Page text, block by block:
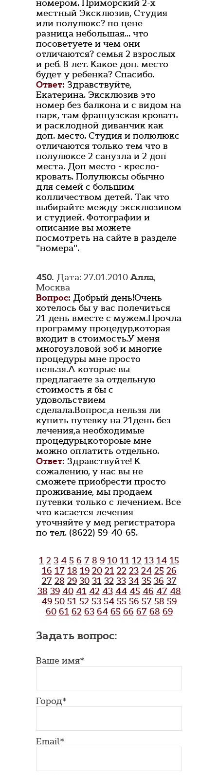
номером. Приморский 2-х
местный Эксклюзив, Студия
или полулюкс? по цене
разница небольшая... что
посоветуете и чем они
отличаются? семья 2 взрослых
и реб. 8 лет. Какое доп. место
будет у ребенка? Спасибо.
Ответ: Здравствуйте,
Екатерина. Эксклюзив это
номер без балкона и с видом на
парк, там французская кровать
и расклодной диванчик как
доп. место. Студия и полюлюкс
отличаются только тем что в
полулюксе 2 санузла и 2 доп
места. Доп место - кресло-
кровать. Полулюксы обычно
для семей с большим
колличеством детей. Так что
выбирайте между эксклюзивом
и студией. Фотографии и
описание вы можете
посмотреть на сайте в разделе
"номера".
450. Дата: 27.01.2010Алла,
Москва
Вопрос: Добрый день!Очень
хотелось бы у вас полечиться
21 день вместе с мужем.Прочла
программу процедур,которая
входит в стоимость.У меня
многоузловой зоб и многие
процедуры мне просто
нельзя.А которые вы
предлагаете за отдельную
стоимость я бы с
удовольствием
сделала.Вопрос,а нельзя ли
купить путевку на 21день без
лечения,а необходимые
процедуры,котороые мне
можно оплатить отдельно.
Ответ: Здравствуйте! К
сожалению, у нас вы не
сможете приобрести просто
проживание, мы продаем
путевки только с лечением. Все
что касается лечения
уточняйте у мед регистратора
по тел. (8622) 59-40-65.
1 2 3 4 5 6 7 8 9 10 11 12 13 14 15
16 17 18 19 20 21 22 23 24 25 26
27 28 29 30 31 32 33 34 35 36 37
38 39 40 41 42 43 44 45 46 47 48
49 50 51 52 53 54 55 56 57 58 59
60 61 62 63 64 65 66 67 68 69
Задать вопрос:
Ваше имя*
Город*
Email*